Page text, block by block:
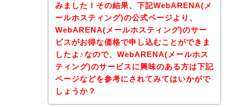
みました！その結果、下記WebARENA(メ
ールホスティング)の公式ページより、
WebARENA(メールホスティング)のサー
ビスがお得な価格で申し込むことができま
したよ♪なので、WebARENA(メールホス
ティング)のサービスに興味のある方は下記
ページなどを参考にされてみてはいかがで
しょうか？